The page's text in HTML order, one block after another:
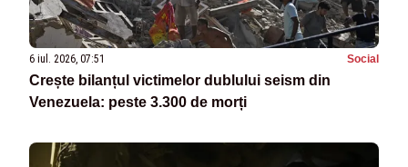
6 iul. 2026, 07:51 Social
Crește bilanțul victimelor dublului seism din
Venezuela: peste 3.300 de morți